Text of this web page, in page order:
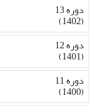
دوره 13
(1402)
دوره 12
(1401)
دوره 11
(1400)